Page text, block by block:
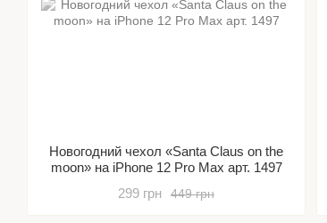
Новогодний чехол «Santa Claus on the
moon» на iPhone 12 Pro Max арт. 1497
449 грн
299 грн